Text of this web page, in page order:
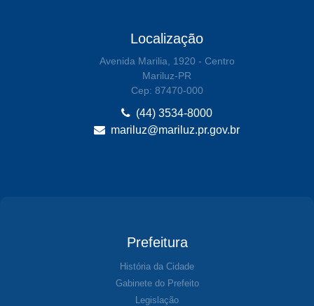
Localização
Avenida Marilia, 1920 - Centro
Mariluz-PR
Cep: 87470-000
(44) 3534-8000
mariluz@mariluz.pr.gov.br
Prefeitura
História da Cidade
Gabinete do Prefeito
Legislação